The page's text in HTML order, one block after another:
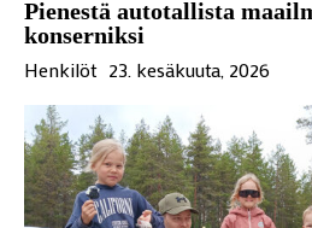
Pienestä autotallista
konserniksi
Henkilöt 23. kesäkuuta, 2026